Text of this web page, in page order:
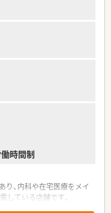
している安定した地場チ
域社会へ貢献することを
ど社会に求められる医療
時間制
、内科や在宅医療をメイ
ている店舗です。